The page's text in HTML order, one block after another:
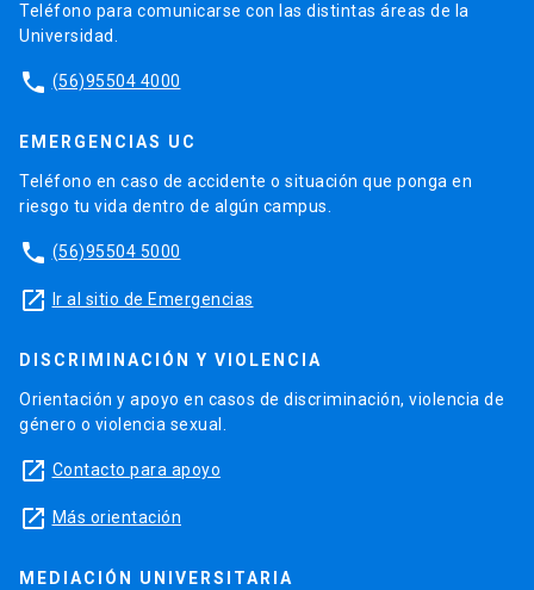
Teléfono para comunicarse con las distintas áreas de la
Universidad.
phone (56)95504 4000
EMERGENCIAS UC
Teléfono en caso de accidente o situación que ponga en
riesgo tu vida dentro de algún campus.
phone (56)95504 5000
launch Ir al sitio de Emergencias
DISCRIMINACIÓN Y VIOLENCIA
Orientación y apoyo en casos de discriminación, violencia de
género o violencia sexual.
launch Contacto para apoyo
launch Más orientación
MEDIACIÓN UNIVERSITARIA